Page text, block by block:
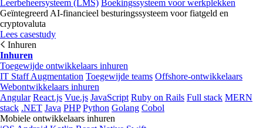
Leerbeheersysteem (LMS) Boekingssysteem voor werkplekken
Geïntegreerd AI-financieel besturingssysteem voor fiatgeld en
cryptovaluta
Lees casestudy
Inhuren
Inhuren
Toegewijde ontwikkelaars inhuren
IT Staff Augmentation Toegewijde teams Offshore-ontwikkelaars
Webontwikkelaars inhuren
Angular React.js Vue.js JavaScript Ruby on Rails Full stack MERN
stack .NET Java PHP Python Golang Cobol
Mobiele ontwikkelaars inhuren